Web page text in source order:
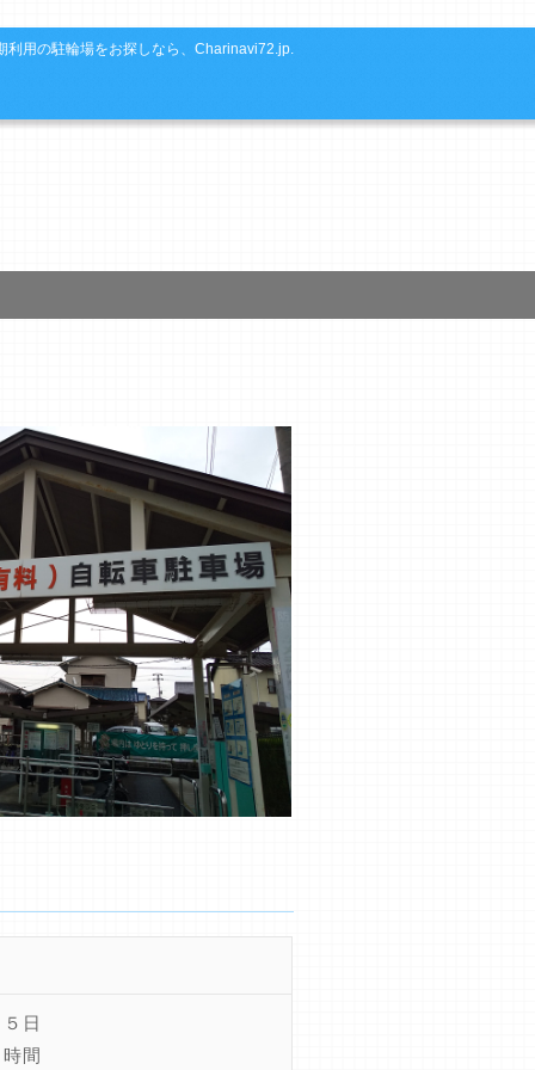
利用の駐輪場をお探しなら、Charinavi72.jp.
日
間